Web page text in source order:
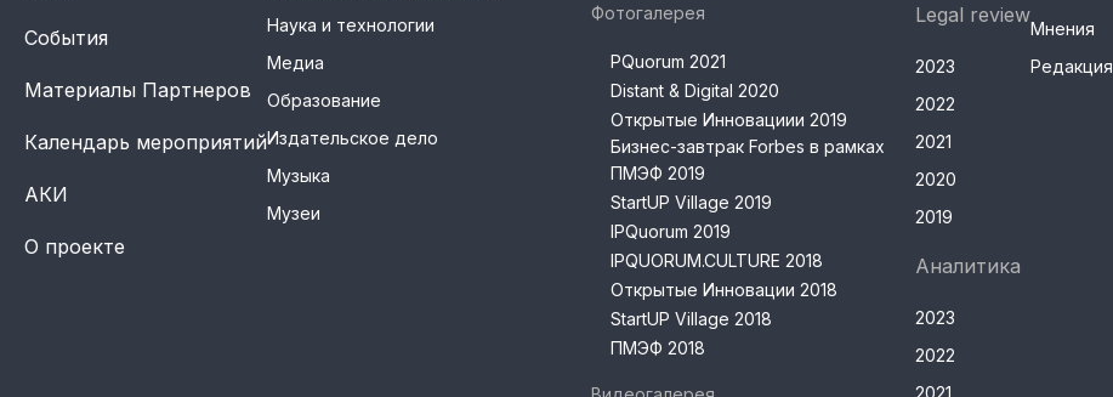
События
Материалы Партнеров
Календарь мероприятий
АКИ
О проекте
Наука и технологии
Медиа
Образование
Издательское дело
Музыка
Музеи
Фотогалерея
PQuorum 2021
Distant & Digital 2020
Открытые Инновациии 2019
Бизнес-завтрак Forbes в рамках
ПМЭФ 2019
StartUP Village 2019
IPQuorum 2019
IPQUORUM.CULTURE 2018
Открытые Инновации 2018
StartUP Village 2018
ПМЭФ 2018
Legal review
2023
2022
2021
2020
2019
Аналитика
2023
2022
2021
Мнения
Редакция